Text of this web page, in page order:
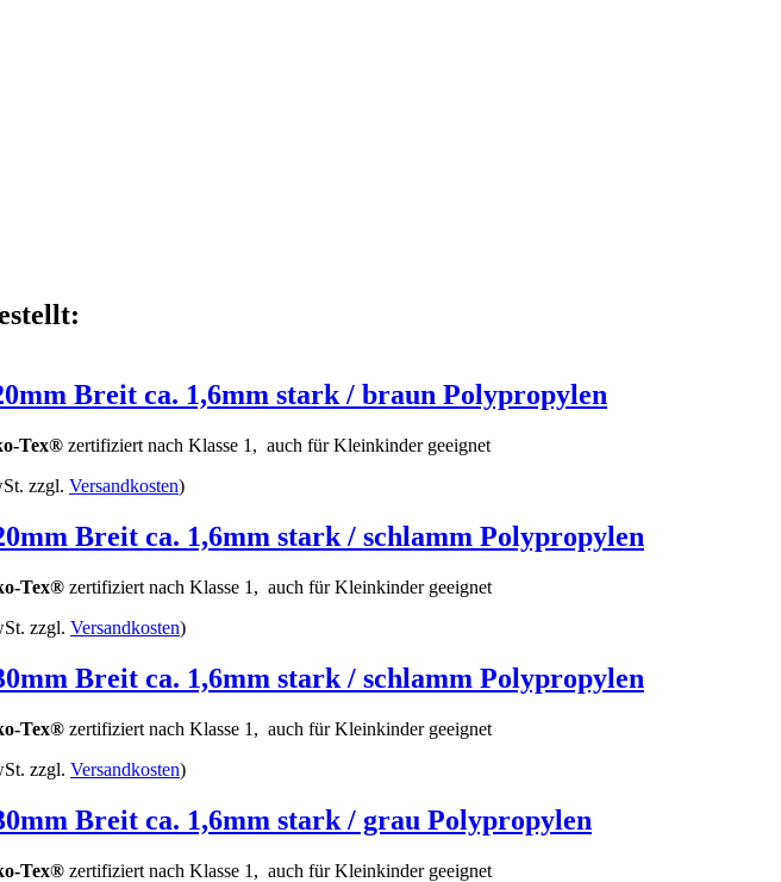
Breit ca. 1,6mm stark / braun Polypropylen
Tex® zertifiziert nach Klasse 1, auch für Kleinkinder geeignet
zzgl. Versandkosten)
Breit ca. 1,6mm stark / schlamm Polypropylen
Tex® zertifiziert nach Klasse 1, auch für Kleinkinder geeignet
zzgl. Versandkosten)
Breit ca. 1,6mm stark / schlamm Polypropylen
Tex® zertifiziert nach Klasse 1, auch für Kleinkinder geeignet
zzgl. Versandkosten)
Breit ca. 1,6mm stark / grau Polypropylen
Tex® zertifiziert nach Klasse 1, auch für Kleinkinder geeignet